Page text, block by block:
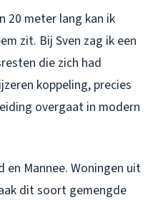
20 meter lang kan ik
zit. Bij Sven zag ik een
die zich had
koppeling, precies
overgaat in modern
en Mannee. Woningen uit
dit soort gemengde